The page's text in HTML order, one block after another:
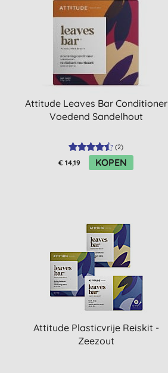
Attitude Leaves Bar Conditioner
Voedend Sandelhout
(2)
€ 14,19 KOPEN
Attitude Plasticvrije Reiskit -
Zeezout